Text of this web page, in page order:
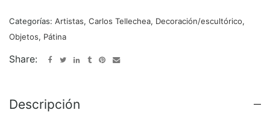
Categorías: Artistas, Carlos Tellechea, Decoración/escultórico,
Objetos, Pátina
Share:
Descripción